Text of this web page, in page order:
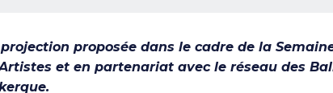
projection proposée dans le cadre de la
et en partenariat avec le réseau des